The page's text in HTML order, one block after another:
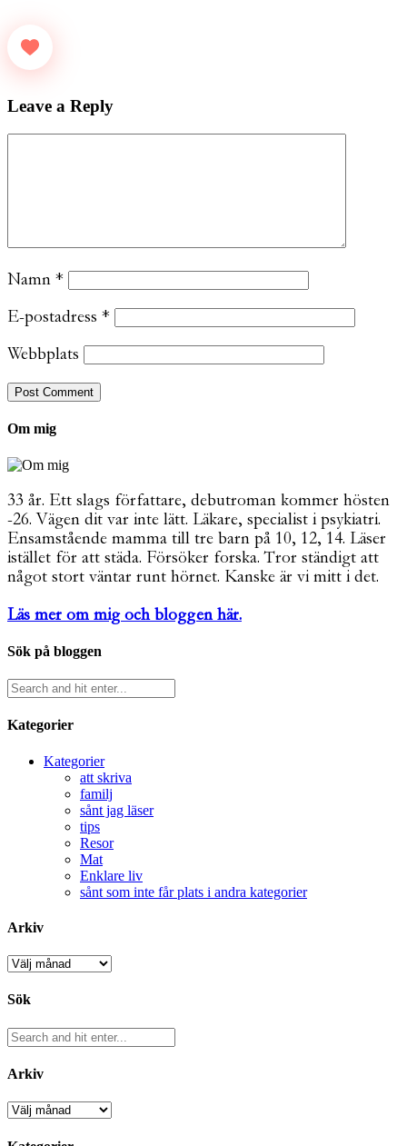
Leave a Reply
Namn *
E-postadress *
Webbplats
Om mig
33 år. Ett slags författare, debutroman kommer hösten
-26. Vägen dit var inte lätt. Läkare, specialist i psykiatri.
Ensamstående mamma till tre barn på 10, 12, 14. Läser
istället för att städa. Försöker forska. Tror ständigt att
något stort väntar runt hörnet. Kanske är vi mitt i det.
Läs mer om mig och bloggen här.
Sök på bloggen
Kategorier
Kategorier
att skriva
familj
sånt jag läser
tips
Resor
Mat
Enklare liv
sånt som inte får plats i andra kategorier
Arkiv
Arkiv
Sök
Arkiv
Arkiv